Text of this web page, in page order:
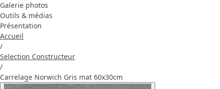
Galerie photos
Outils & médias
Présentation
Accueil
/
Selection Constructeur
/
Carrelage Norwich Gris mat 60x30cm